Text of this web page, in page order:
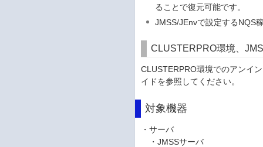
ることで復元可能です。
JMSS/JEnvで設定するNQS
CLUSTERPRO環境、
CLUSTERPRO環境でのアンイ
イドを参照してください。
対象機器
・サーバ
・JMSSサーバ